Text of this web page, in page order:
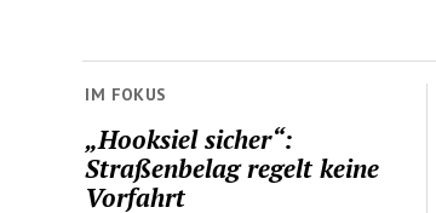
IM FOKUS
„Hooksiel sicher“:
Straßenbelag regelt keine
Vorfahrt